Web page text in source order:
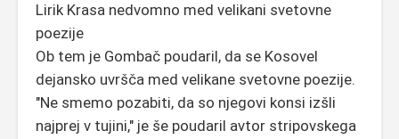
Lirik Krasa nedvomno med velikani svetovne
poezije
Ob tem je Gombač poudaril, da se Kosovel
dejansko uvršča med velikane svetovne poezije.
"Ne smemo pozabiti, da so njegovi konsi izšli
najprej v tujini," je še poudaril avtor stripovskega